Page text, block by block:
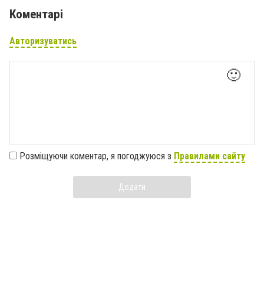
Коментарі
Авторизуватись
🙂
Розміщуючи коментар, я погоджуюся з Правилами сайту
Додати